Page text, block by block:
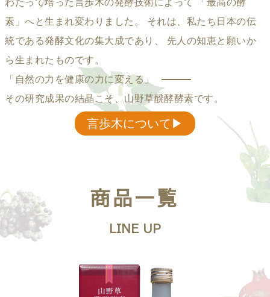
わたって培った言歩木の発酵技術によって
「最高の酵
素」へと生まれ変わりました。 それは、私たち日本の伝
統である発酵文化の集大成であり、 先人の知恵と願いか
ら生まれたものです。
「自然の力を健康の力に変える」
その研究成果の結晶こそ、山野草醗酵酵素です。
言歩木について▶︎
商品一覧
LINE UP